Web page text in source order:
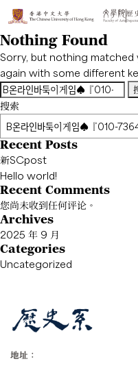
Nothing Found
Sorry, but nothing matched
again with some different
搜
索：
搜索
Recent Posts
新SCpost
Hello world!
Recent Comments
您尚未收到任何评论。
Archives
2025 年 9 月
Categories
Uncategorized
地址：